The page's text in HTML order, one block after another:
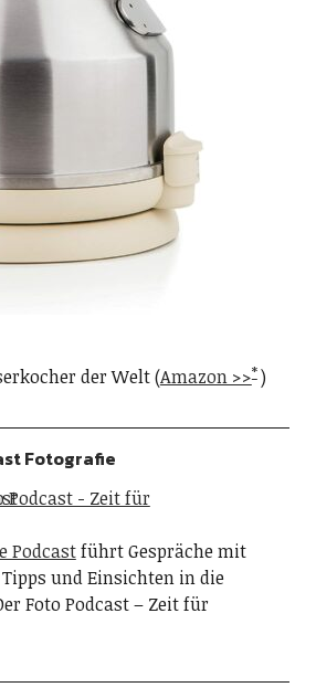
der Welt (Amazon >> )
Fotografie
Podcastführt Gespräche mit
und Einsichten in die
Foto Podcast – Zeit für